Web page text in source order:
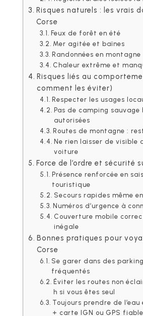
Risques naturels : les vrais
Corse
Feux de forêt en été
Mer agitée et baïnes
Randonnées en montagne
Chaleur extrême et
Risques liés au
comment les éviter)
Respecter les usages
Pas de camping sauvage
autorisées
Routes de montagne :
Ne rien laisser de visible
voiture
Force de l’ordre et sécurité
Présence renforcée en
touristique
Secours rapides même
Numéros d’urgence à
Couverture mobile
inégale
Bonnes pratiques pour
Corse
Se garer dans des
fréquentés
Éviter les routes non
h si vous êtes seul
Toujours prendre de l’eau
+ carte IGN ou GPS fiable